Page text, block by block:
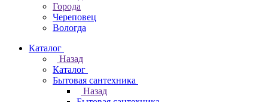
Города
Череповец
Вологда
Каталог
Назад
Каталог
Бытовая сантехника
Назад